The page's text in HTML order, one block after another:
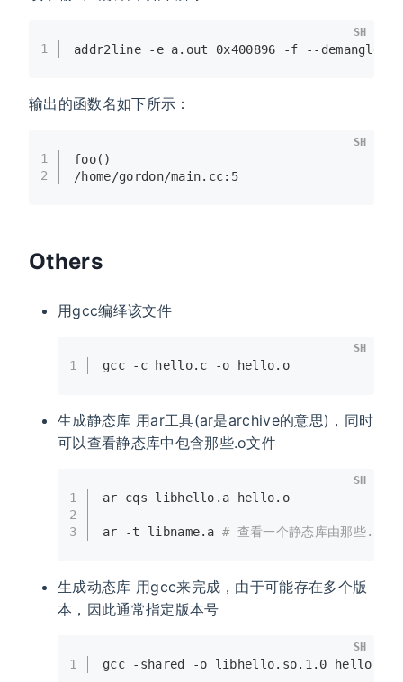
1 addr2line -e a.out 0x400896 -f --
SH
输出的函数名如下所示：
1
2
foo()
/home/gordon/main.cc:5
SH
Others
用gcc编绎该文件
1 gcc -c hello.c -o hello.o
SH
生成静态库 用ar工具(ar是archive的意思)，同时
可以查看静态库中包含那些.o文件
1
2
3
ar cqs libhello.a hello.o
ar -t libname.a # 查看一个静态库由那些.o文
SH
生成动态库 用gcc来完成，由于可能存在多个版
本，因此通常指定版本号
1 gcc -shared -o libhello.so.1.0 hello.o
SH